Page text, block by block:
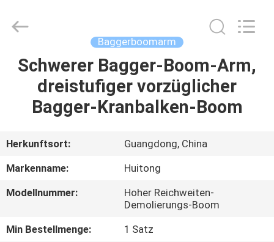
ZU
HAUSE
VR-
SHOW
ÜBER
Reserved.
Baggerboomarm
Schwerer Bagger-Boom-Arm,
dreistufiger vorzüglicher
Bagger-Kranbalken-Boom
Herkunftsort:
Guangdong, China
Markenname:
Huitong
Modellnummer:
Hoher Reichweiten-
Demolierungs-Boom
Min Bestellmenge:
1 Satz